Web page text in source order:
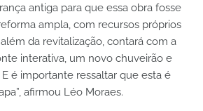
antiga para que essa obra fosse
ampla, com recursos próprios
da revitalização, contará com a
interativa, um novo chuveirão e
é importante ressaltar que esta é
afirmou Léo Moraes.